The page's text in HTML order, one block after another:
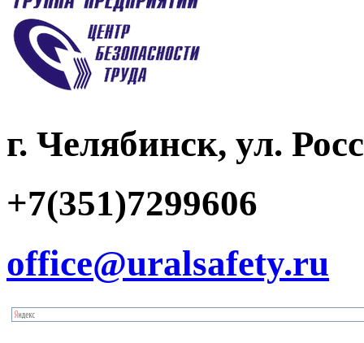
г. Челябинск, ул.
+7(351)7299606
office@uralsafety.ru